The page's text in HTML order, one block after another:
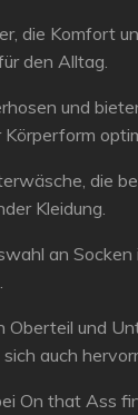
die Komfort
den Alltag.
und
die
Kleidung.
an
und
auch
On that Ass